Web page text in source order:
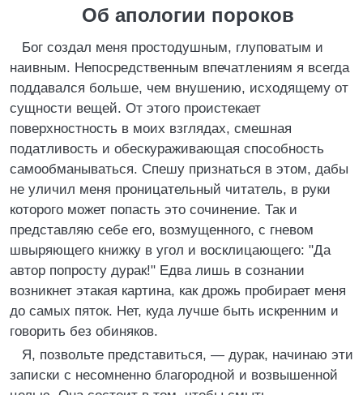
Об апологии пороков
Бог создал меня простодушным, глуповатым и
наивным. Непосредственным впечатлениям я всегда
поддавался больше, чем внушению, исходящему от
сущности вещей. От этого проистекает
поверхностность в моих взглядах, смешная
податливость и обескураживающая способность
самообманываться. Спешу признаться в этом, дабы
не уличил меня проницательный читатель, в руки
которого может попасть это сочинение. Так и
представляю себе его, возмущенного, с гневом
швыряющего книжку в угол и восклицающего: "Да
автор попросту дурак!" Едва лишь в сознании
возникнет этакая картина, как дрожь пробирает меня
до самых пяток. Нет, куда лучше быть искренним и
говорить без обиняков.
Я, позвольте представиться, — дурак, начинаю эти
записки с несомненно благородной и возвышенной